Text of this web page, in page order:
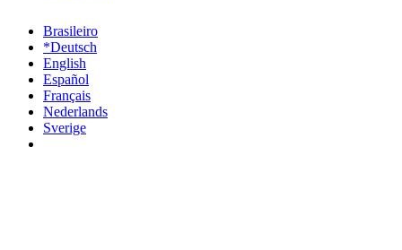
Brasileiro
*Deutsch
English
Español
Français
Nederlands
Sverige